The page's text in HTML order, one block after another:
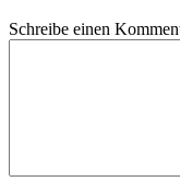
Schreibe einen